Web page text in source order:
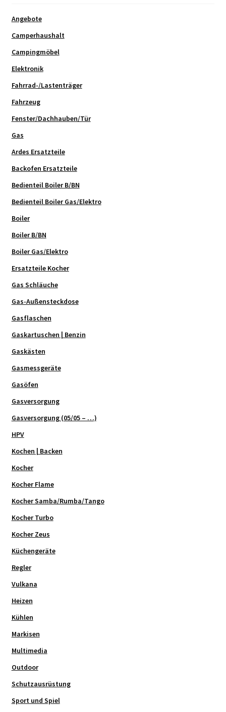
Angebote
Camperhaushalt
Campingmöbel
Elektronik
Fahrrad-/Lastenträger
Fahrzeug
Fenster/Dachhauben/Tür
Gas
Ardes Ersatzteile
Backofen Ersatzteile
Bedienteil Boiler B/BN
Bedienteil Boiler Gas/Elektro
Boiler
Boiler B/BN
Boiler Gas/Elektro
Ersatzteile Kocher
Gas Schläuche
Gas-Außensteckdose
Gasflaschen
Gaskartuschen | Benzin
Gaskästen
Gasmessgeräte
Gasöfen
Gasversorgung
Gasversorgung (05/05 – …)
HPV
Kochen | Backen
Kocher
Kocher Flame
Kocher Samba/Rumba/Tango
Kocher Turbo
Kocher Zeus
Küchengeräte
Regler
Vulkana
Heizen
Kühlen
Markisen
Multimedia
Outdoor
Schutzausrüstung
Sport und Spiel